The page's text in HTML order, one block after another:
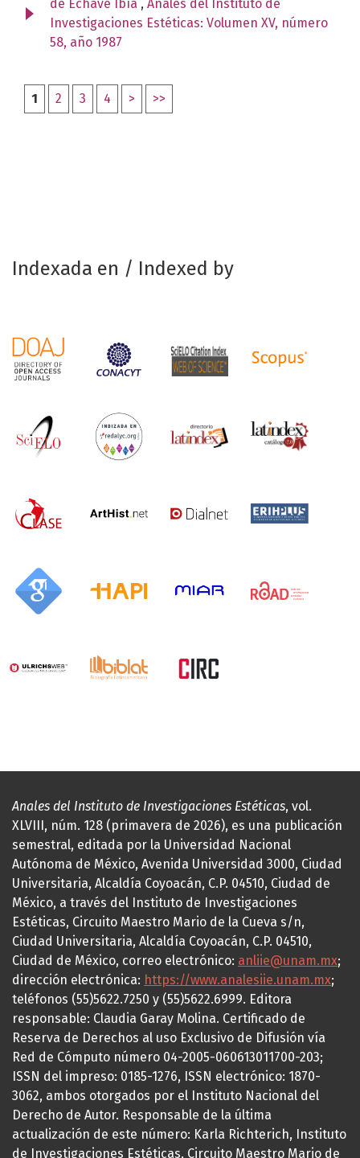
de Echave Ibía , Anales del Instituto de
Investigaciones Estéticas: Volumen XV, número
58, año 1987
1 2 3 4 > >>
Indexada en / Indexed by
Anales del Instituto de Investigaciones Estéticas, vol.
XLVIII, núm. 128 (primavera de 2026), es una publicación
semestral, editada por la Universidad Nacional
Autónoma de México, Avenida Universidad 3000, Ciudad
Universitaria, Alcaldía Coyoacán, C.P. 04510, Ciudad de
México, a través del Instituto de Investigaciones
Estéticas, Circuito Maestro Mario de la Cueva s/n,
Ciudad Universitaria, Alcaldía Coyoacán, C.P. 04510,
Ciudad de México, correo electrónico: anliie@unam.mx;
dirección electrónica: https://www.analesiie.unam.mx;
teléfonos (55)5622.7250 y (55)5622.6999. Editora
responsable: Claudia Garay Molina. Certificado de
Reserva de Derechos al uso Exclusivo de Difusión vía
Red de Cómputo número 04-2005-060613011700-203;
ISSN del impreso: 0185-1276, ISSN electrónico: 1870-
3062, ambos otorgados por el Instituto Nacional del
Derecho de Autor. Responsable de la última
actualización de este número: Karla Richterich, Instituto
de Investigaciones Estéticas, Circuito Maestro Mario de